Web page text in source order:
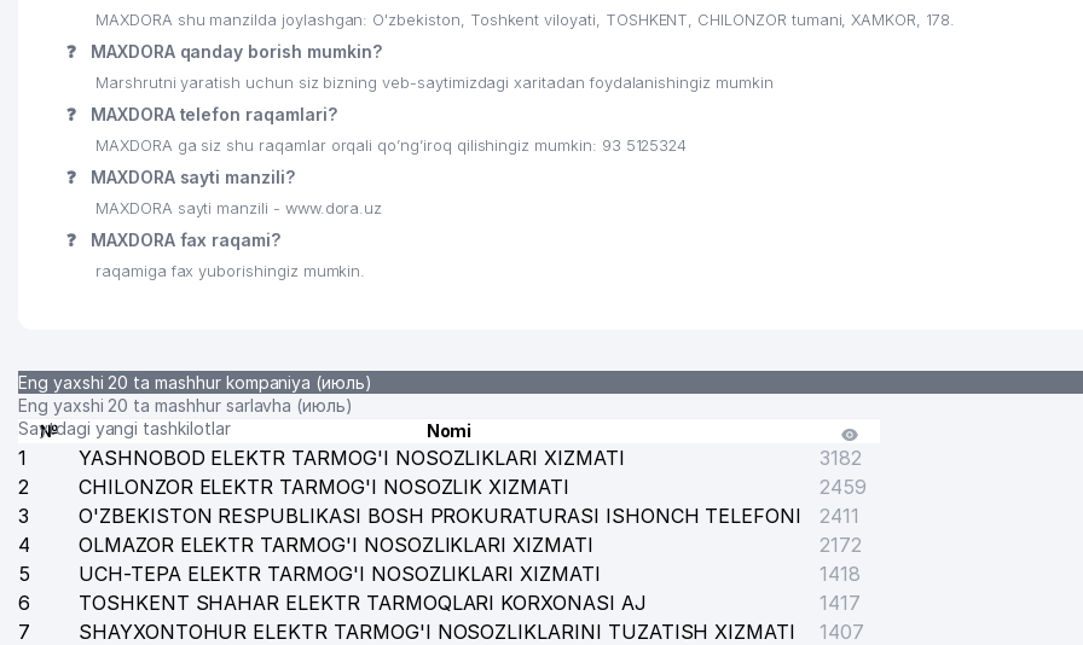
MAXDORA shu manzilda joylashgan: O'zbekiston, Toshkent viloyati, TOSHKENT, CHILONZOR tumani, XAMKOR, 178.
❓ MAXDORA qanday borish mumkin?
Marshrutni yaratish uchun siz bizning veb-saytimizdagi xaritadan foydalanishingiz mumkin
❓ MAXDORA telefon raqamlari?
MAXDORA ga siz shu raqamlar orqali qo’ng’iroq qilishingiz mumkin: 93 5125324
❓ MAXDORA sayti manzili?
MAXDORA sayti manzili - www.dora.uz
❓ MAXDORA fax raqami?
raqamiga fax yuborishingiz mumkin.
Eng yaxshi 20 ta mashhur kompaniya (июль)
Eng yaxshi 20 ta mashhur sarlavha (июль)
Saytdagi yangi tashkilotlar
№ Nomi
1 YASHNOBOD ELEKTR TARMOG'I NOSOZLIKLARI XIZMATI
3182
2
CHILONZOR ELEKTR TARMOG'I NOSOZLIK XIZMATI
2459
3
O'ZBEKISTON RESPUBLIKASI BOSH PROKURATURASI ISHONCH TELEFONI
2411
4
OLMAZOR ELEKTR TARMOG'I NOSOZLIKLARI XIZMATI
2172
5
UCH-TEPA ELEKTR TARMOG'I NOSOZLIKLARI XIZMATI
1418
6
TOSHKENT SHAHAR ELEKTR TARMOQLARI KORXONASI AJ
1417
7
SHAYXONTOHUR ELEKTR TARMOG'I NOSOZLIKLARINI TUZATISH XIZMATI
1407